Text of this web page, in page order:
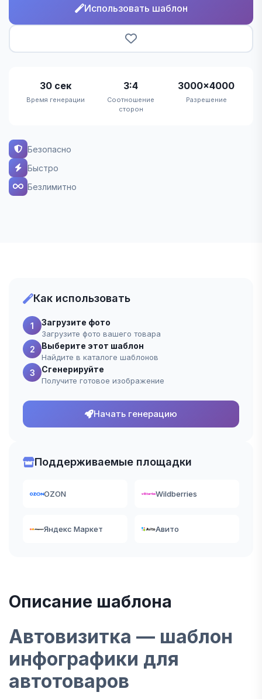
Использовать шаблон
30 сек
Время генерации
3:4
Соотношение
сторон
3000×4000
Разрешение
Безопасно
Быстро
Безлимитно
Описание шаблона
Автовизитка — шаблон
инфографики для
автотоваров
Как использовать
1 Загрузите фото
Загрузите фото вашего товара
2 Выберите этот шаблон
Найдите в каталоге шаблонов
3 Сгенерируйте
Получите готовое изображение
Начать генерацию
Поддерживаемые площадки
OZON Wildberries
Яндекс Маркет Авито